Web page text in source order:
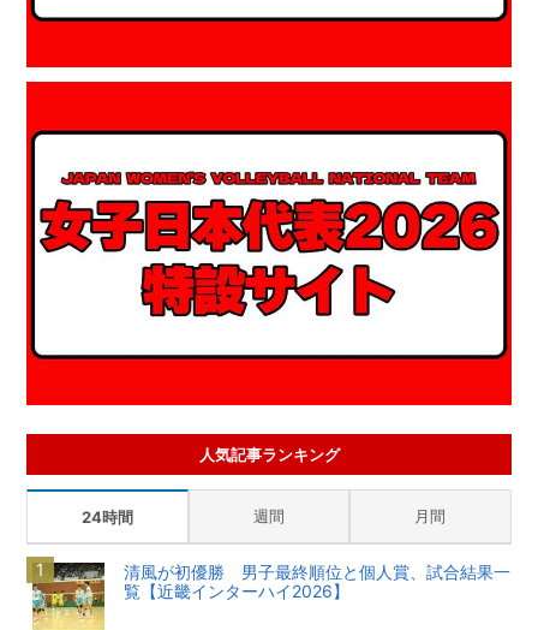
人気記事ランキング
24時間 週間 月間
清風が初優勝 男子最終順位と個人賞、試合結果一
覧【近畿インターハイ2026】